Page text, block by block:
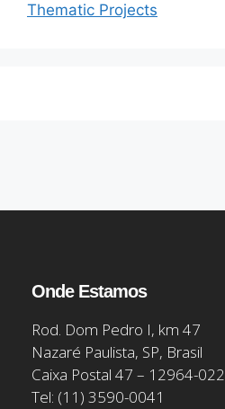
Thematic Projects
Onde Estamos
Rod. Dom Pedro I, km 47
Nazaré Paulista, SP, Brasil
Caixa Postal 47 – 12964-022
Tel: (11) 3590-0041